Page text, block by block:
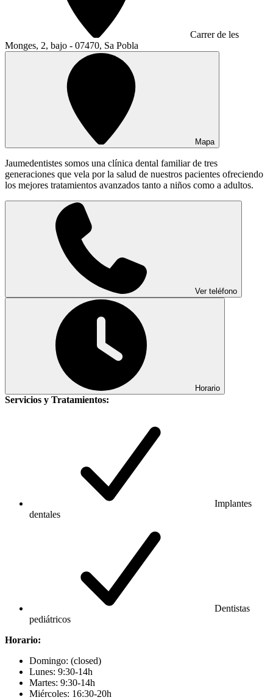
Carrer de les
Monges, 2, bajo - 07470, Sa Pobla
Mapa
Jaumedentistes somos una clínica dental familiar de tres
generaciones que vela por la salud de nuestros pacientes ofreciendo
los mejores tratamientos avanzados tanto a niños como a adultos.
Ver teléfono
Horario
Servicios y Tratamientos:
Implantes
dentales
Dentistas
pediátricos
Horario:
Domingo: (closed)
Lunes: 9:30-14h
Martes: 9:30-14h
Miércoles: 16:30-20h